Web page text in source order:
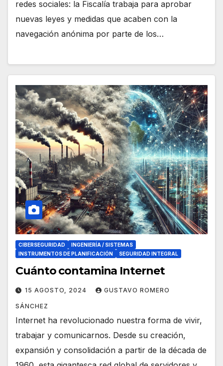
redes sociales: la Fiscalía trabaja para aprobar
nuevas leyes y medidas que acaben con la
navegación anónima por parte de los…
CIBERSEGURIDAD
INGENIERÍA / SISTEMAS
INSTRUMENTOS DE PLANIFICACIÓN
SEGURIDAD INTEGRAL
Cuánto contamina Internet
15 AGOSTO, 2024 GUSTAVO ROMERO
SÁNCHEZ
Internet ha revolucionado nuestra forma de vivir,
trabajar y comunicarnos. Desde su creación,
expansión y consolidación a partir de la década de